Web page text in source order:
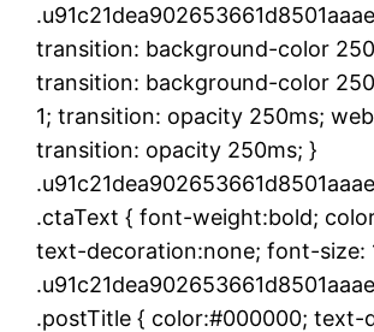
transition: background-color
transition: background-color
1; transition: opacity 250ms;
transition: opacity 250ms; }
.ctaText { font-weight:bold;
text-decoration:none; font-size:
.postTitle { color:#000000; text-